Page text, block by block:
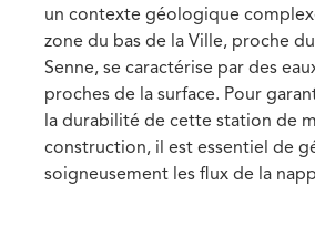
un contexte géologique
zone du bas de la Ville, proche
Senne, se caractérise par des
proches de la surface. Pour
la durabilité de cette station de
construction, il est essentiel de
soigneusement les flux de la